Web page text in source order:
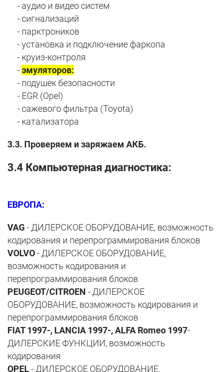
- аудио и видео систем
- сигнализаций
- парктроников
- установка и подключение фаркопа
- круиз-контроля
-эмуляторов:
- подушек безопасности
- EGR (Opel)
- сажевого фильтра (Toyota)
- катализатора
3.3. Проверяем и заряжаем АКБ.
3.4 Компьютерная диагностика:
ЕВРОПА:
VAG- ДИЛЕРСКОЕ ОБОРУДОВАНИЕ, возможность
кодирования и перепрограммирования блоков
VOLVO- ДИЛЕРСКОЕ ОБОРУДОВАНИЕ,
возможность кодирования и
перепрограммирования блоков
PEUGEOT/CITROEN - ДИЛЕРСКОЕ
ОБОРУДОВАНИЕ, возможность кодирования и
перепрограммирования блоков
FIAT 1997-, LANCIA 1997-, ALFA Romeo 1997-
ДИЛЕРСКИЕ ФУНКЦИИ, возможность
кодирования
OPEL- ДИЛЕРСКОЕ ОБОРУДОВАНИЕ,